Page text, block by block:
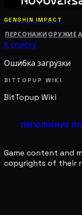
GENSHIN IMPACT
ПЕРСОНАЖИ ОРУЖИЕ
К списку
Ошибка загрузки
BITTOPUP WIKI
BitTopup Wiki
ПОПОЛНЕНИЕ
Game content and
copyrights of their